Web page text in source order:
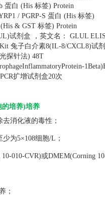
蛋白 (His 标签) Protein
/ PGRP-S 蛋白 (His 标签)
(His & GST 标签) Protein
试剂盒 ，英文名：
GLUL
兔子白介素8(IL-8/CXCL8)试
探针法) 48T
PCR扩增试剂盒20次
的培养)培养
消化液的毒性；
为5×108细胞/L；
010-CVR)或DMEM(Corning
；